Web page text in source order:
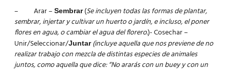
– Arar – Sembrar(Se incluyen todas las formas de plantar,
sembrar, injertar y cultivar un huerto o jardín, e incluso, el poner
flores en agua, o cambiar el agua del florero.)- Cosechar –
Unir/Seleccionar/Juntar (incluye aquella que nos previene de no
realizar trabajo con mezcla de distintas especies de animales
juntos, como aquella que dice: “No ararás con un buey y con un